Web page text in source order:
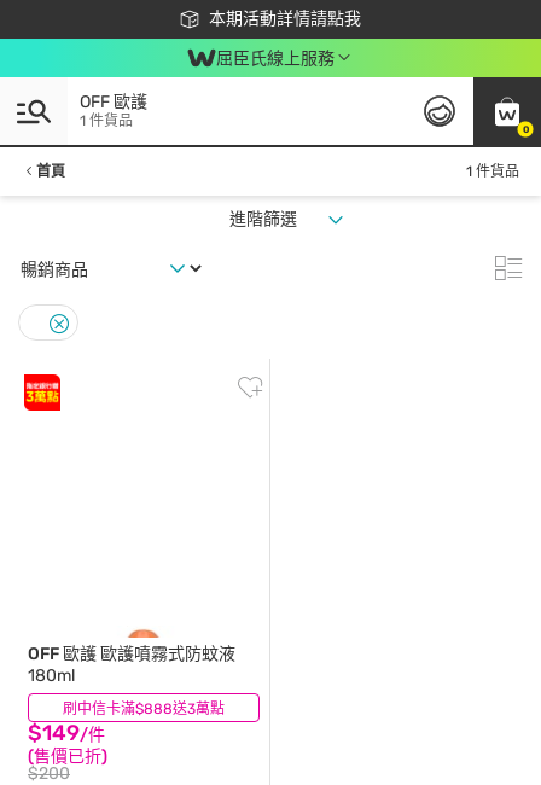
本期活動詳情請點我
下載app最高回饋$350
屈臣氏線上服務
0
OFF 歐護
1 件貨品
首頁 1 件貨品
進階篩選
刷中信卡滿$888送3萬點
OFF 歐護歐護噴霧式防蚊液
180ml
$149/件
(售價已折)
$200
(29)